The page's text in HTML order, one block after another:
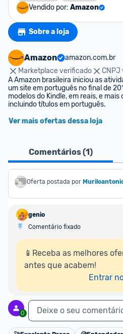
Vendido por: Amazon
Sobre a loja
Amazon
amazon.com.br
Marketplace verificado
CNPJ
A Amazon brasileira iniciou as
um site em português no final de
modelos do Kindle, em reais, e
incluindo títulos em português.
Ver mais ofertas dessa loja
Comentários (1)
Oferta postada por
genio
Comentário fixado
📱Receba as melhores
antes que acabem!
Entrar
0 Deixe o seu